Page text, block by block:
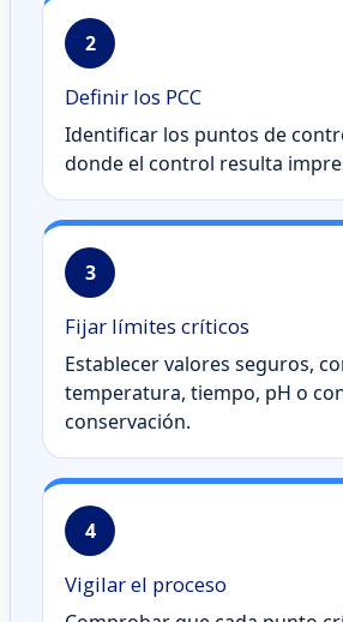
2
Definir los PCC
Identificar los puntos de
donde el control resulta
3
Fijar límites críticos
Establecer valores seguros,
temperatura, tiempo, pH o
conservación.
4
Vigilar el proceso